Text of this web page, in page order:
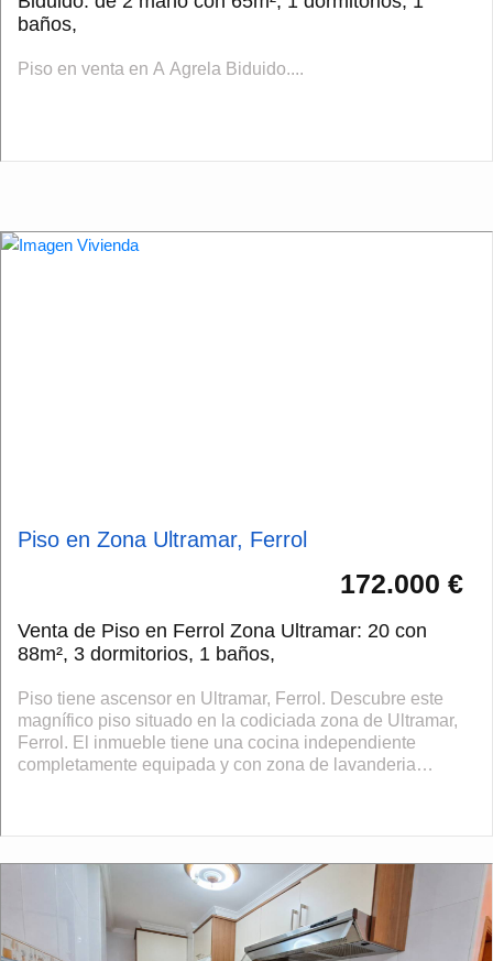
baños,
Piso en venta en A Agrela Biduido....
Piso en Zona Ultramar, Ferrol
172.000 €
Venta de Piso en Ferrol Zona Ultramar: 20 con
88m², 3 dormitorios, 1 baños,
Piso tiene ascensor en Ultramar, Ferrol. Descubre este
magnífico piso situado en la codiciada zona de Ultramar,
Ferrol. El inmueble tiene una cocina independiente
completamente equipada y con zona de lavanderia